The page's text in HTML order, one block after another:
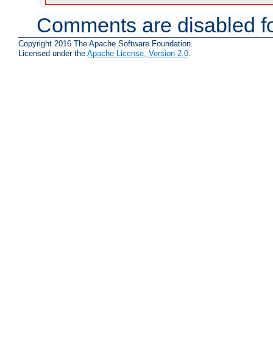
Comments are disabled
Copyright 2016 The Apache Software Foundation.
Licensed under the Apache License, Version 2.0.